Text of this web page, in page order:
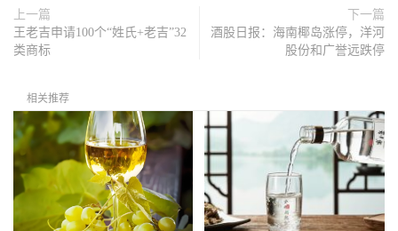
上一篇
王老吉申请100个“姓氏+老吉”32
类商标
下一篇
酒股日报：海南椰岛涨停，洋河
股份和广誉远跌停
相关推荐